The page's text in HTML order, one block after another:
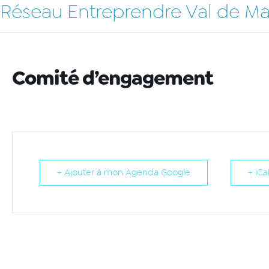
Réseau Entreprendre Val de
Comité d’engagement
+ Ajouter à mon Agenda Google +